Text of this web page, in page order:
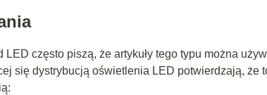
często piszą, że artykuły tego typu można
się dystrybucją oświetlenia LED potwierdzają, że